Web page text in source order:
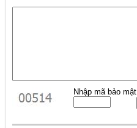
Nhập mã bảo mật